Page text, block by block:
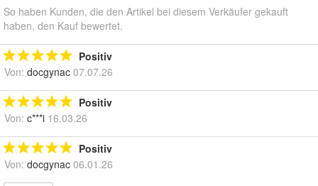
So haben Kunden, die den Artikel bei diesem Verkäufer gekauft
haben, den Kauf bewertet.
Positiv
Von: docgynac 07.07.26
Positiv
Von: c***i 16.03.26
Positiv
Von: docgynac 06.01.26